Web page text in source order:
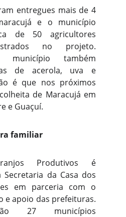
entregues mais de 4
e o município
de 50 agricultores
no projeto.
município também
de acerola, uva e
é que nos próximos
de Maracujá em
e Guaçuí.
familiar
Produtivos é
Secretaria da Casa dos
em parceria com o
e apoio das prefeituras.
27 municípios